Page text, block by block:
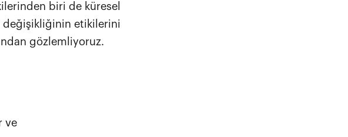
biri de küresel
değişikliğinin etikilerini
gözlemliyoruz.
ve